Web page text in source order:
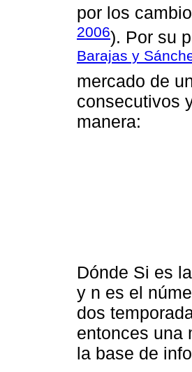
por los
2006). Por su
Barajas y
mercado de
consecutivos
manera:
Dónde Si es
y n es el
dos
entonces una
la base de